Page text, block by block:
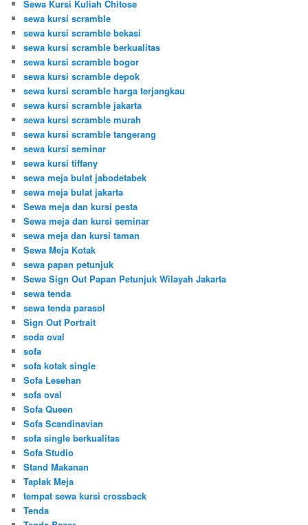
Sewa Kursi Kuliah Chitose
sewa kursi scramble
sewa kursi scramble bekasi
sewa kursi scramble berkualitas
sewa kursi scramble bogor
sewa kursi scramble depok
sewa kursi scramble harga terjangkau
sewa kursi scramble jakarta
sewa kursi scramble murah
sewa kursi scramble tangerang
sewa kursi seminar
sewa kursi tiffany
sewa meja bulat jabodetabek
sewa meja bulat jakarta
Sewa meja dan kursi pesta
Sewa meja dan kursi seminar
sewa meja dan kursi taman
Sewa Meja Kotak
sewa papan petunjuk
Sewa Sign Out Papan Petunjuk Wilayah Jakarta
sewa tenda
sewa tenda parasol
Sign Out Portrait
soda oval
sofa
sofa kotak single
Sofa Lesehan
sofa oval
Sofa Queen
Sofa Scandinavian
sofa single berkualitas
Sofa Studio
Stand Makanan
Taplak Meja
tempat sewa kursi crossback
Tenda